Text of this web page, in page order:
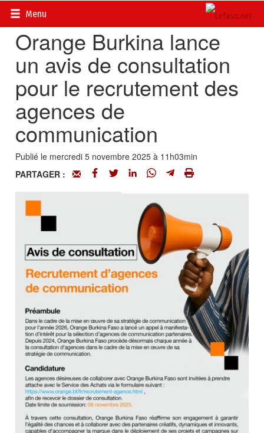
Menu
Accueil>
Orange Burkina lance
un avis de consultation
pour le recrutement des
agences de
communication
Publié le mercredi 5 novembre 2025 à 11h03min
PARTAGER :